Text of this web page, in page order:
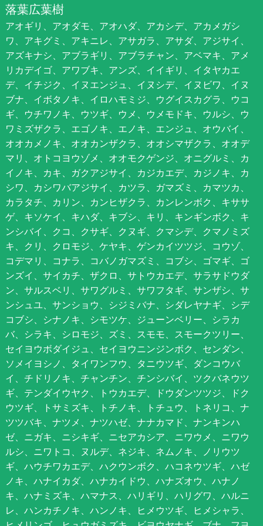
落葉広葉樹
アオギリ、アオダモ、アオハダ、アカシデ、アカメガシ
ワ、アキグミ、アキニレ、アサガラ、アサダ、アジサイ、
アズキナシ、アブラギリ、アブラチャン、アベマキ、アメ
リカデイゴ、アワブキ、アンズ、イイギリ、イタヤカエ
デ、イチジク、イヌエンジュ、イヌシデ、イヌビワ、イヌ
ブナ、イボタノキ、イロハモミジ、ウグイスカグラ、ウコ
ギ、ウチワノキ、ウツギ、ウメ、ウメモドキ、ウルシ、ウ
ワミズザクラ、エゴノキ、エノキ、エンジュ、オウバイ、
オオカメノキ、オオカンザクラ、オオシマザクラ、オオデ
マリ、オトコヨウゾメ、オオモクゲンジ、オニグルミ、カ
イノキ、カキ、ガクアジサイ、カジカエデ、カジノキ、カ
シワ、カシワバアジサイ、カツラ、ガマズミ、カマツカ、
カラタチ、カリン、カンヒザクラ、カンレンボク、キササ
ゲ、キソケイ、キハダ、キブシ、キリ、キンギンボク、キ
ンシバイ、クコ、クサギ、クヌギ、クマシデ、クマノミズ
キ、クリ、クロモジ、ケヤキ、ゲンカイツツジ、コウゾ、
コデマリ、コナラ、コバノガマズミ、コブシ、ゴマギ、ゴ
ンズイ、サイカチ、ザクロ、サトウカエデ、サラサドウダ
ン、サルスベリ、サワグルミ、サワフタギ、サンザシ、サ
ンシュユ、サンショウ、シジミバナ、シダレヤナギ、シデ
コブシ、シナノキ、シモツケ、ジューンベリー、シラカ
バ、シラキ、シロモジ、ズミ、スモモ、スモークツリー、
セイヨウボダイジュ、セイヨウニンジンボク、センダン、
ソメイヨシノ、タイワンフウ、タニウツギ、ダンコウバ
イ、チドリノキ、チャンチン、チンシバイ、ツクバネウツ
ギ、テンダイウヤク、トウカエデ、ドウダンツツジ、ドク
ウツギ、トサミズキ、トチノキ、トチュウ、トネリコ、ナ
ツツバキ、ナツメ、ナツハゼ、ナナカマド、ナンキンハ
ゼ、ニガキ、ニシキギ、ニセアカシア、ニワウメ、ニワウ
ルシ、ニワトコ、ヌルデ、ネジキ、ネムノキ、ノリウツ
ギ、ハウチワカエデ、ハクウンボク、ハコネウツギ、ハゼ
ノキ、ハナイカダ、ハナカイドウ、ハナズオウ、ハナノ
キ、ハナミズキ、ハマナス、ハリギリ、ハリグワ、ハルニ
レ、ハンカチノキ、ハンノキ、ヒメウツギ、ヒメシャラ、